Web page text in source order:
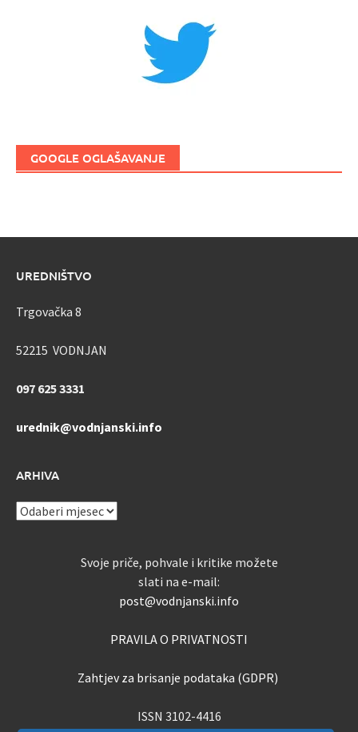
GOOGLE OGLAŠAVANJE
UREDNIŠTVO
Trgovačka 8
52215 VODNJAN
097 625 3331
urednik@vodnjanski.info
ARHIVA
ARHIVA
Svoje priče, pohvale i kritike možete
slati na e-mail:
post@vodnjanski.info
PRAVILA O PRIVATNOSTI
Zahtjev za brisanje podataka (GDPR)
ISSN 3102-4416